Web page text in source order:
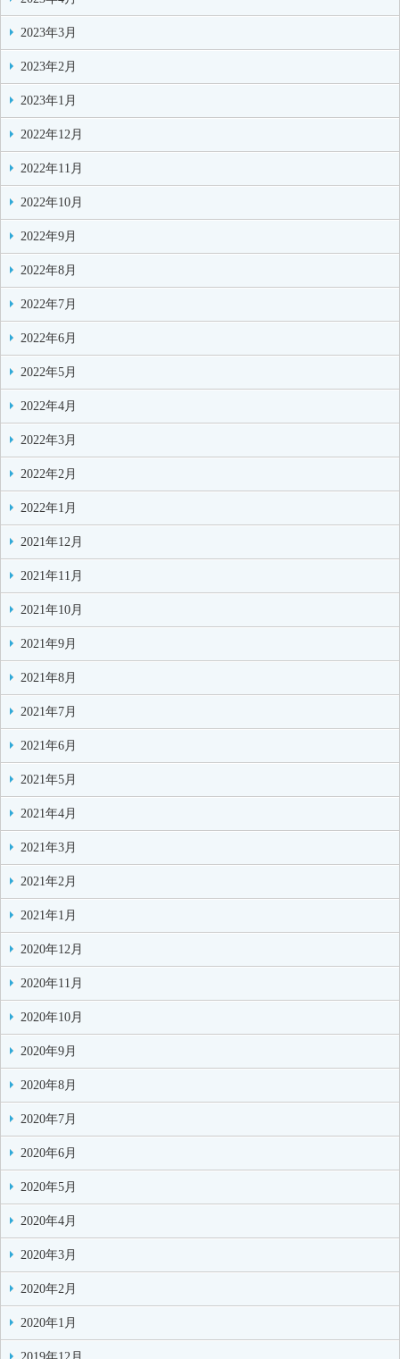
2023年3月
2023年2月
2023年1月
2022年12月
2022年11月
2022年10月
2022年9月
2022年8月
2022年7月
2022年6月
2022年5月
2022年4月
2022年3月
2022年2月
2022年1月
2021年12月
2021年11月
2021年10月
2021年9月
2021年8月
2021年7月
2021年6月
2021年5月
2021年4月
2021年3月
2021年2月
2021年1月
2020年12月
2020年11月
2020年10月
2020年9月
2020年8月
2020年7月
2020年6月
2020年5月
2020年4月
2020年3月
2020年2月
2020年1月